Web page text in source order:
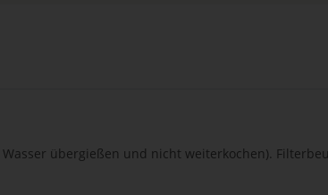
übergießen und nicht weiterkochen).